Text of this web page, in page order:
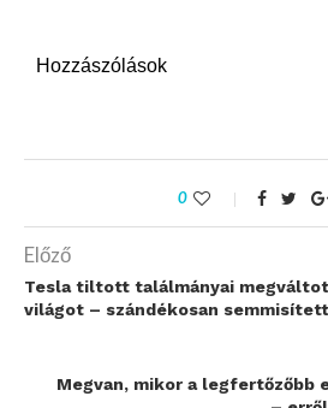
Hozzászólások
0
Előző
Tesla tiltott találmányai
világot – szándékosan
Megvan, mikor a legfertőzőbb